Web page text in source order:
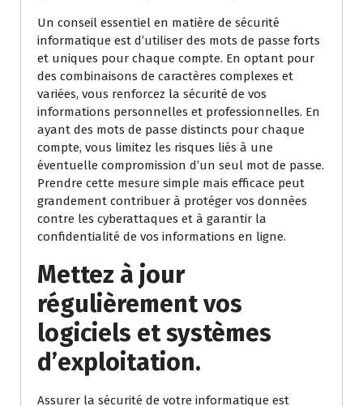
Un conseil essentiel en matière de sécurité
informatique est d’utiliser des mots de passe forts
et uniques pour chaque compte. En optant pour
des combinaisons de caractères complexes et
variées, vous renforcez la sécurité de vos
informations personnelles et professionnelles. En
ayant des mots de passe distincts pour chaque
compte, vous limitez les risques liés à une
éventuelle compromission d’un seul mot de passe.
Prendre cette mesure simple mais efficace peut
grandement contribuer à protéger vos données
contre les cyberattaques et à garantir la
confidentialité de vos informations en ligne.
Mettez à jour
régulièrement vos
logiciels et systèmes
d’exploitation.
Assurer la sécurité de votre informatique est